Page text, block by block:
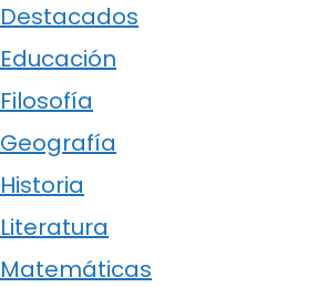
Destacados
Educación
Filosofía
Geografía
Historia
Literatura
Matemáticas